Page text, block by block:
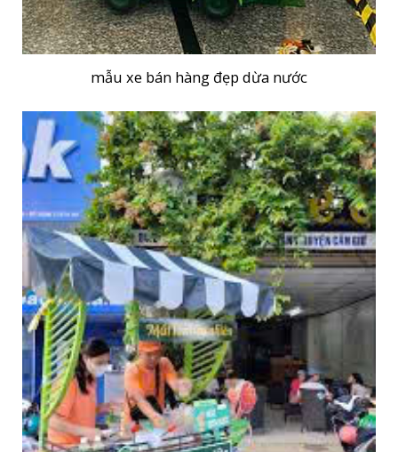
mẫu xe bán hàng đẹp dừa nước